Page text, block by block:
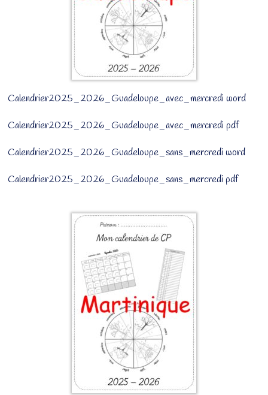
Calendrier2025_2026_Guadeloupe_avec_mercredi word
Calendrier2025_2026_Guadeloupe_avec_mercredi pdf
Calendrier2025_2026_Guadeloupe_sans_mercredi word
Calendrier2025_2026_Guadeloupe_sans_mercredi pdf